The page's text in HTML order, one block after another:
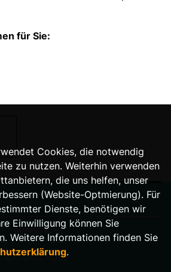
für Sie:
IMPRESSUM
DATENSCHUTZ
Cookies, die notwendig
zu nutzen. Weiterhin verwenden
die uns helfen, unser
(Website-Optmierung). Für
Dienste, benötigen wir
Einwilligung können Sie
Weitere Informationen finden Sie
.